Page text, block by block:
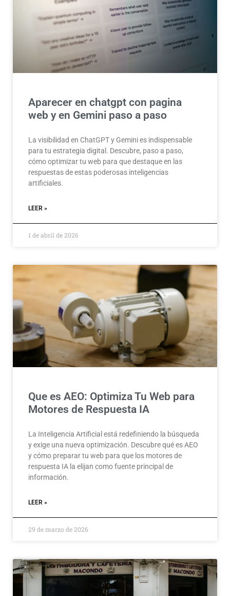
Aparecer en chatgpt con pagina
web y en Gemini paso a paso
La visibilidad en ChatGPT y Gemini es indispensable
para tu estrategia digital. Descubre, paso a paso,
cómo optimizar tu web para que destaque en las
respuestas de estas poderosas inteligencias
artificiales.
LEER »
1 de abril de 2026
Que es AEO: Optimiza Tu Web para
Motores de Respuesta IA
La Inteligencia Artificial está redefiniendo la búsqueda
y exige una nueva optimización. Descubre qué es AEO
y cómo preparar tu web para que los motores de
respuesta IA la elijan como fuente principal de
información.
LEER »
29 de marzo de 2026